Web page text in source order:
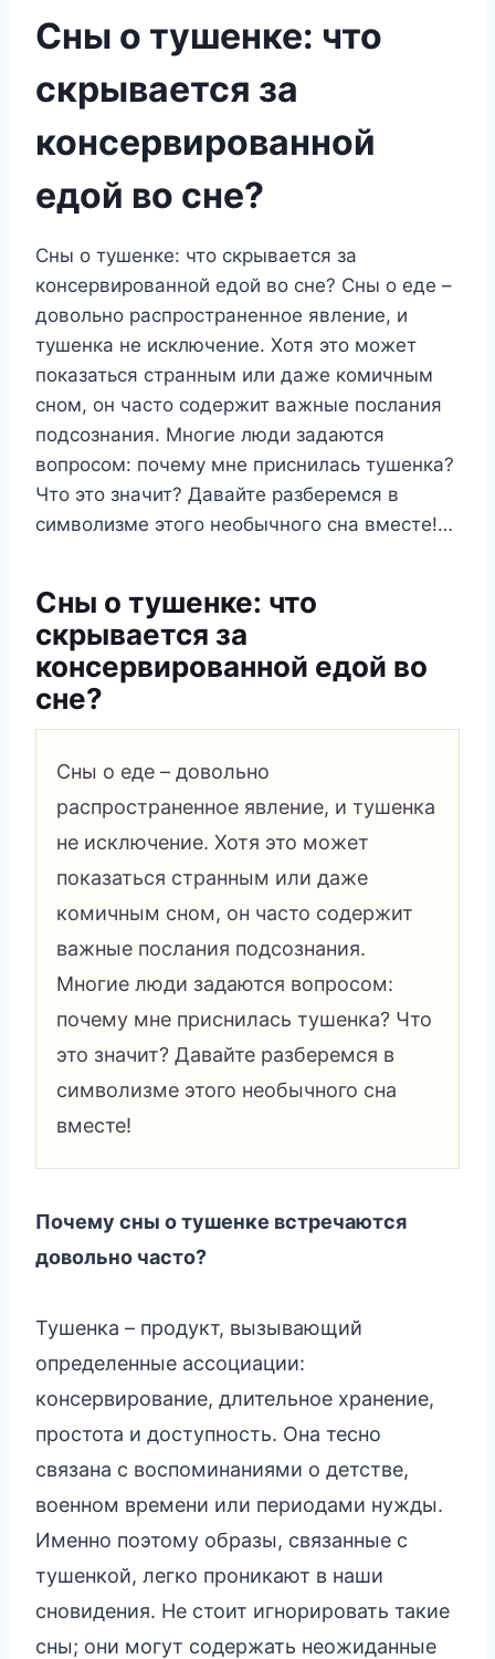
Сны о тушенке: что
скрывается за
консервированной
едой во сне?
Сны о тушенке: что скрывается за
консервированной едой во сне? Сны о еде –
довольно распространенное явление, и
тушенка не исключение. Хотя это может
показаться странным или даже комичным
сном, он часто содержит важные послания
подсознания. Многие люди задаются
вопросом: почему мне приснилась тушенка?
Что это значит? Давайте разберемся в
символизме этого необычного сна вместе!…
Сны о тушенке: что
скрывается за
консервированной едой во
сне?
Сны о еде – довольно
распространенное явление, и тушенка
не исключение. Хотя это может
показаться странным или даже
комичным сном, он часто содержит
важные послания подсознания.
Многие люди задаются вопросом:
почему мне приснилась тушенка? Что
это значит? Давайте разберемся в
символизме этого необычного сна
вместе!
Почему сны о тушенке встречаются
довольно часто?
Тушенка – продукт, вызывающий
определенные ассоциации:
консервирование, длительное хранение,
простота и доступность. Она тесно
связана с воспоминаниями о детстве,
военном времени или периодами нужды.
Именно поэтому образы, связанные с
тушенкой, легко проникают в наши
сновидения. Не стоит игнорировать такие
сны; они могут содержать неожиданные